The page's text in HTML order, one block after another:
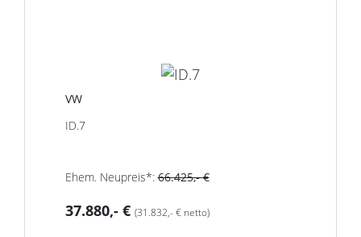
VW
ID.7
Ehem. Neupreis*:66.425,- €
37.880,- € (31.832,- € netto)